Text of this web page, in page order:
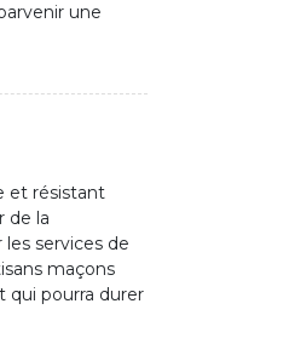
une
et résistant
de la
services de
maçons
qui pourra durer